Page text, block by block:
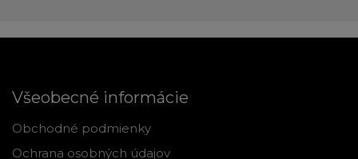
Všeobecné informácie
Obchodné podmienky
Ochrana osobných údajov